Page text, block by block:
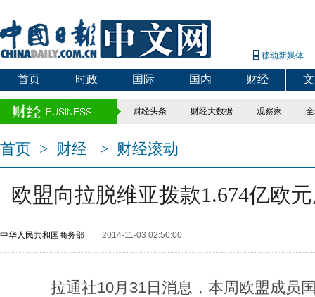
移动新媒体
首页 时政 国际 国内 财经
财经头条 财经大数据 观察家
首页 > 财经 > 财经滚动
欧盟向拉脱维亚拨款1.674亿欧
中华人民共和国商务部 2014-11-03 02:50:00
拉通社10月31日消息，本周欧盟成员